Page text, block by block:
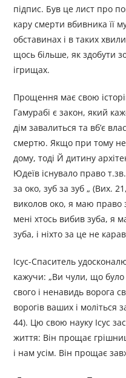
підпис. Був це лист про
кару смерти вбивника її
обставинах і в таких
щось більше, як здобути
ігрищах.
Прощення має свою
Гамурабі є закон, який
дім завалиться та вб’є
смертю. Якщо при тому
дому, тоді Й дитину
Юдеїв існувало право
за око, зуб за зуб „ (Вих.
виколов око, я маю
мені хтось вибив зуба, я
зуба, і ніхто за це не
Ісус-Спаситель
кажучи: „Ви чули, що
свого і ненавидь ворога
ворогів ваших і моліться
44). Цю свою науку Ісус
життя: Він прощає
і нам усім. Він прощає